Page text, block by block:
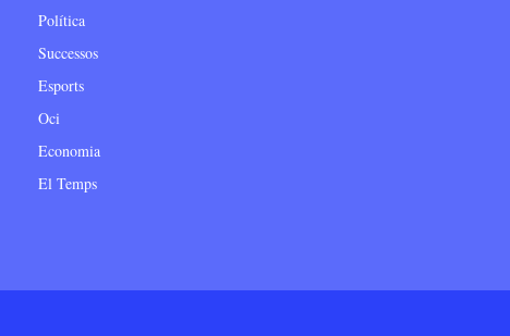
Política
Successos
Esports
Oci
Economia
El Temps